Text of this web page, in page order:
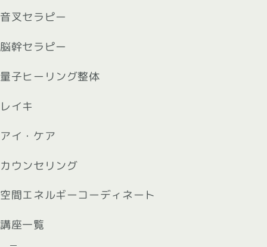
音叉セラピー
脳幹セラピー
量子ヒーリング整体
レイキ
アイ・ケア
カウンセリング
空間エネルギーコーディネート
講座一覧